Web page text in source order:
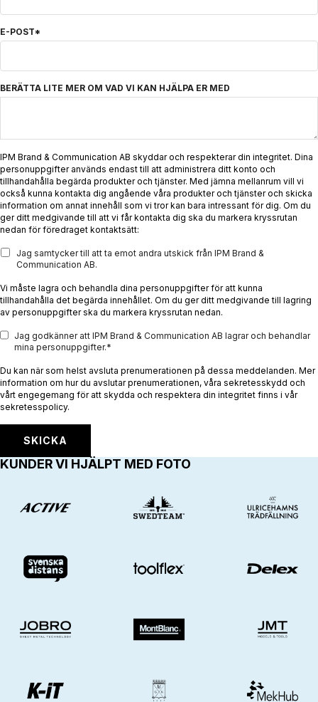
E-POST*
BERÄTTA LITE MER OM VAD VI KAN HJÄLPA ER MED
IPM Brand & Communication AB skyddar och respekterar din integritet. Dina
personuppgifter används endast till att administrera ditt konto och
tillhandahålla begärda produkter och tjänster. Med jämna mellanrum vill vi
också kunna kontakta dig angående våra produkter och tjänster och skicka
information om annat innehåll som vi tror kan bara intressant för dig. Om du
ger ditt medgivande till att vi får kontakta dig ska du markera kryssrutan
nedan för föredraget kontaktsätt:
Jag samtycker till att ta emot andra utskick från IPM Brand &
Communication AB.
Vi måste lagra och behandla dina personuppgifter för att kunna
tillhandahålla det begärda innehållet. Om du ger ditt medgivande till lagring
av personuppgifter ska du markera kryssrutan nedan.
Jag godkänner att IPM Brand & Communication AB lagrar och behandlar
mina personuppgifter.*
Du kan när som helst avsluta prenumerationen på dessa meddelanden. Mer
information om hur du avslutar prenumerationen, våra sekretesskydd och
vårt engegemang för att skydda och respektera din integritet finns i vår
sekretesspolicy.
KUNDER VI HJÄLPT MED FOTO